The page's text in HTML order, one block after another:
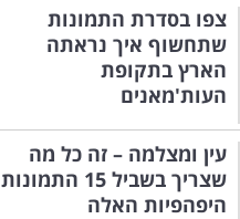
צפו בסדרת התמונות
שתחשוף איך נראתה
הארץ בתקופת
העות'מאנים
עין ומצלמה – זה כל מה
שצריך בשביל 15 התמונות
היפהפיות האלה